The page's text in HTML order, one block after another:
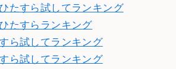
たすら試してランキング
たすらランキング
ら試してランキング
ら試してランキング